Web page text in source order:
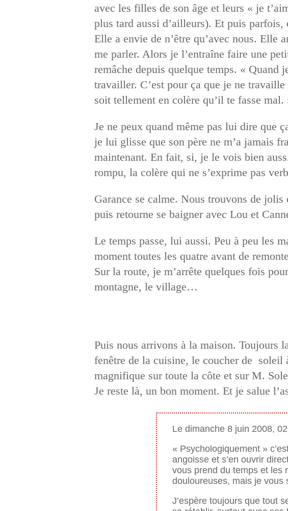
avec les filles de son âge et leurs « je
plus tard aussi d’ailleurs). Et puis parfois,
Elle a envie de n’être qu’avec nous. Elle
me parler. Alors je l’entraîne faire une
remâche depuis quelque temps. « Quand
travailler. C’est pour ça que je ne
soit tellement en colère qu’il te fasse mal.
Je ne peux quand même pas lui dire que
je lui glisse que son père ne m’a jamais
maintenant. En fait, si, je le vois bien
rompu, la colère qui ne s’exprime pas
Garance se calme. Nous trouvons de
puis retourne se baigner avec Lou et
Le temps passe, lui aussi. Peu à peu les
moment toutes les quatre avant de
Sur la route, je m’arrête quelques fois
montagne, le village…
Puis nous arrivons à la maison. Toujours
fenêtre de la cuisine, le coucher de soleil
magnifique sur toute la côte et sur M.
Je reste là, un bon moment. Et je salue
Le dimanche 8 juin 2008,
« Psychologiquement »
angoisse et s’en ouvrir
vous prend du temps et les
douloureuses, mais je vous
J’espère toujours que tout